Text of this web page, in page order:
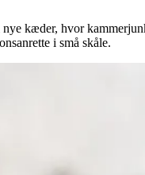
kæder, hvor
i små skåle.